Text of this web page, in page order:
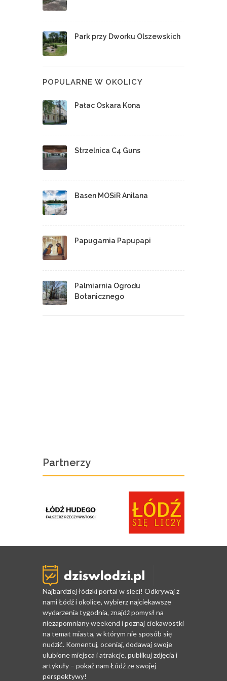
Park przy Dworku Olszewskich
POPULARNE W OKOLICY
Pałac Oskara Kona
Strzelnica C4 Guns
Basen MOSiR Anilana
Papugarnia Papupapi
Palmiarnia Ogrodu
Botanicznego
Partnerzy
Najbardziej łódzki portal w sieci! Odkrywaj z
nami Łódź i okolice, wybierz najciekawsze
wydarzenia tygodnia, znajdź pomysł na
niezapomniany weekend i poznaj ciekawostki
na temat miasta, w którym nie sposób się
nudzić. Komentuj, oceniaj, dodawaj swoje
ulubione miejsca i atrakcje, publikuj zdjęcia i
artykuły – pokaż nam Łódź ze swojej
perspektywy!